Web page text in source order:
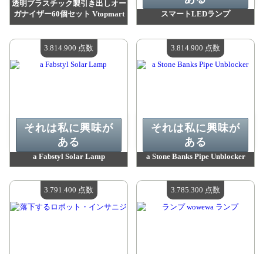
透明プラスチック製引き出しオー
ガナイザー60個セット Vtopmart
利用可能な数量：4
スマートLEDランプ
利用可能な数量：4
a Fabstyl Solar Lamp
利用可能な数量：4
それは私に興味が
ある
3.814.900 点数
a Stone Banks Pipe Unblocker
利用可能な数量：4
それは私に興味が
ある
3.814.900 点数
3.791.400 点数 3.785.300 点数